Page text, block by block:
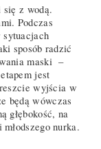
z wodą.
Podczas
sposób radzić
maski –
jest
wyjścia w
będą wówczas
głębokość, na
nurka.